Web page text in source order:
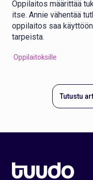
Oppilaitos määrittää
itse. Annie vähentää
oppilaitos saa
tarpeista.
Oppilaitoksille
Tutustu